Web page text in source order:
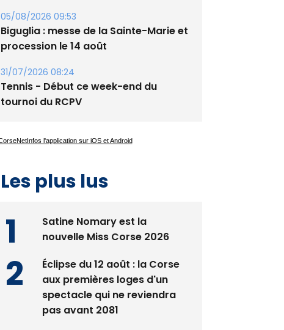
stade de San Benedetto
05/08/2026 09:53
procession le 14 août
31/07/2026 08:24
nouvelle Miss Corse 2026
Éclipse du 12 août : la Corse
aux premières loges d'un